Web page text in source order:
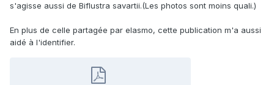
s'agisse aussi de Biflustra savartii.(Les photos sont moins quali.)
En plus de celle partagée par elasmo, cette publication m'a aussi
aidé à l'identifier.